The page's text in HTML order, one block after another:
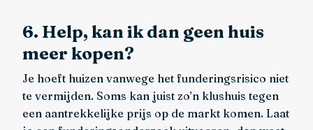
6. Help, kan ik dan geen huis
meer kopen?
Je hoeft huizen vanwege het funderingsrisico niet
te vermijden. Soms kan juist zo’n klushuis tegen
een aantrekkelijke prijs op de markt komen. Laat